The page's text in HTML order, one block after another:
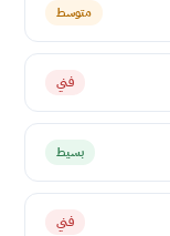
متوسط
فني
بسيط
فني